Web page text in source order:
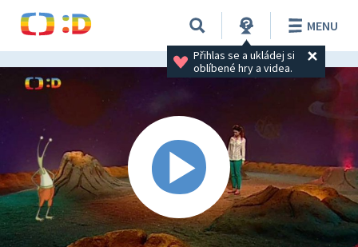
Přihlas se a ukládej si
oblíbené hry a videa.
MENU